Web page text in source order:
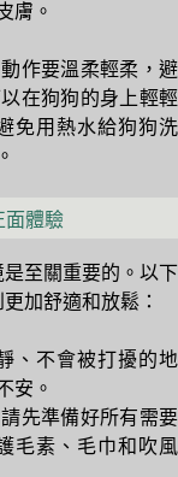
膚。
作要溫柔輕柔，避
在狗狗的身上輕輕
免用熱水給狗狗洗
面體驗
至關重要的。以下
加舒適和放鬆：
、不會被打擾的地
安。
先準備好所有需要
毛素、毛巾和吹風